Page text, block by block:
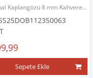
Bileklik Orijinal Kaplangözü 8 mm Kahverengi Doğaltaş ve Ahşap Bileklik
Sepete Ekle